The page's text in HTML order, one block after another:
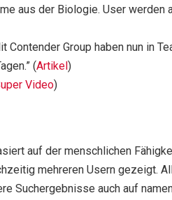
aus der Biologie. User werden
Contender Group haben nun
(Artikel)
Video)
auf der menschlichen
mehreren Usern gezeigt.
Suchergebnisse auch auf